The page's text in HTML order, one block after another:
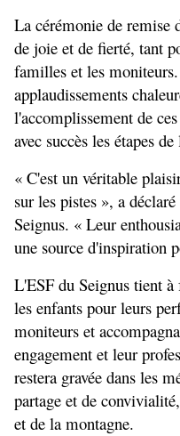
La cérémonie de remise
de joie et de fierté, tant
familles et les
applaudissements
l'accomplissement de
avec succès les étapes
« C'est un véritable
sur les pistes », a
Seignus. « Leur
une source d'inspiration
L'ESF du Seignus tient
les enfants pour leurs
moniteurs et
engagement et leur
restera gravée dans les
partage et de
et de la montagne.